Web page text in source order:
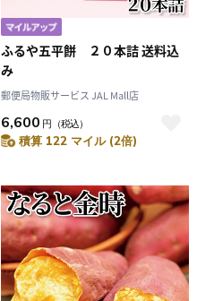
ふるや五平餅 ２０本詰 送料込
み
郵便局物販サービス JAL Mall店
6,600 円 （税込）
積算 122 マイル (2倍)